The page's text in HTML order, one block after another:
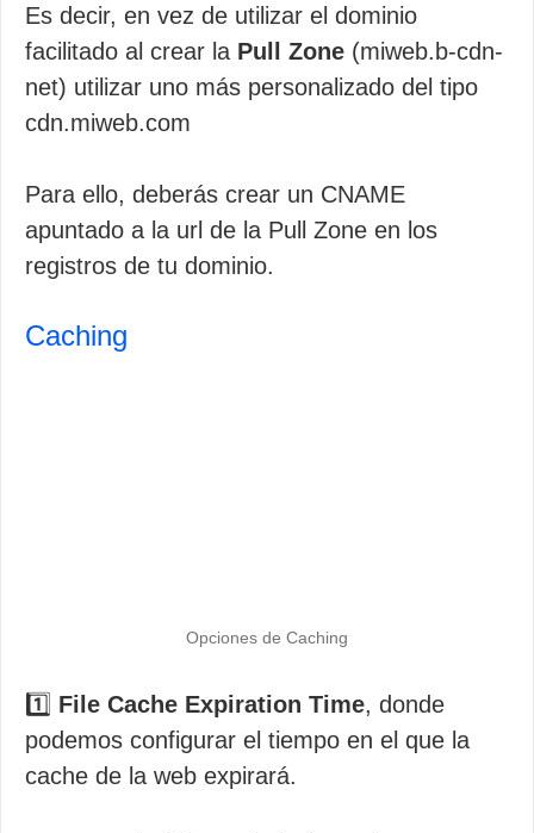
Es decir, en vez de utilizar el dominio
facilitado al crear la Pull Zone (miweb.b-cdn-
net) utilizar uno más personalizado del tipo
cdn.miweb.com
Para ello, deberás crear un CNAME
apuntado a la url de la Pull Zone en los
registros de tu dominio.
Caching
Opciones de Caching
1️⃣ File Cache Expiration Time, donde
podemos configurar el tiempo en el que la
cache de la web expirará.